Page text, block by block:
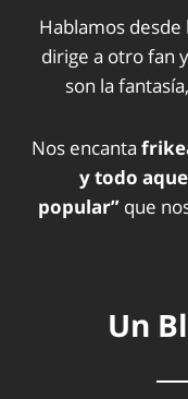
Hablamos
dirige a otro fan
son la
Nos encanta
y todo
popular” que
Un